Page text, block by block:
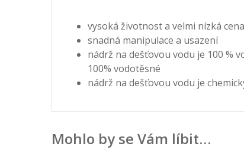
vysoká životnost a velmi nízká
snadná manipulace a usazení
nádrž na dešťovou vodu je 100 %
100% vodotěsné
nádrž na dešťovou vodu je
Mohlo by se Vám líbit…